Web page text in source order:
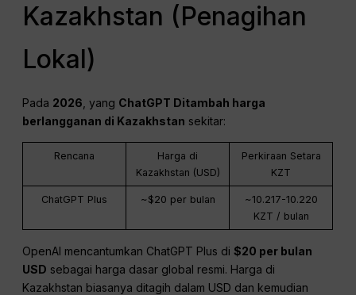
Kazakhstan (Penagihan
Lokal)
Pada 2026 , yang ChatGPT Ditambah harga
berlangganan di Kazakhstan sekitar:
Rencana
Harga di
Kazakhstan (USD)
Perkiraan Setara
KZT
ChatGPT Plus ~$20 per bulan
~10.217-10.220
KZT / bulan
OpenAI mencantumkan ChatGPT Plus di$20 per bulan
USD sebagai harga dasar global resmi. Harga di
Kazakhstan biasanya ditagih dalam USD dan kemudian